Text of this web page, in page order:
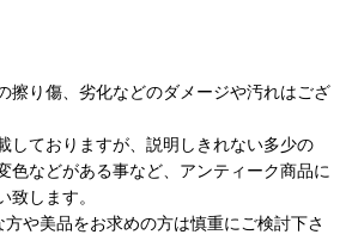
擦り傷、劣化などのダメージや汚れはござ
しておりますが、説明しきれない多少の
色などがある事など、アンティーク商品に
致します。
や美品をお求めの方は慎重にご検討下さ